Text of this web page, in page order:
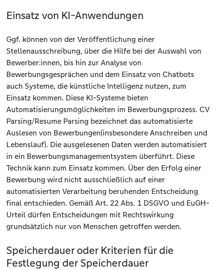
Einsatz von KI-Anwendungen
Ggf. können von der Veröffentlichung einer
Stellenausschreibung, über die Hilfe bei der Auswahl von
Bewerber:innen, bis hin zur Analyse von
Bewerbungsgesprächen und dem Einsatz von Chatbots
auch Systeme, die künstliche Intelligenz nutzen, zum
Einsatz kommen. Diese KI-Systeme bieten
Automatisierungsmöglichkeiten im Bewerbungsprozess. CV
Parsing/Resume Parsing bezeichnet das automatisierte
Auslesen von Bewerbungen(insbesondere Anschreiben und
Lebenslauf). Die ausgelesenen Daten werden automatisiert
in ein Bewerbungsmanagementsystem überführt. Diese
Technik kann zum Einsatz kommen. Über den Erfolg einer
Bewerbung wird nicht ausschließlich auf einer
automatisierten Verarbeitung beruhenden Entscheidung
final entschieden. Gemäß Art. 22 Abs. 1 DSGVO und EuGH-
Urteil dürfen Entscheidungen mit Rechtswirkung
grundsätzlich nur von Menschen getroffen werden.
Speicherdauer oder Kriterien für die
Festlegung der Speicherdauer